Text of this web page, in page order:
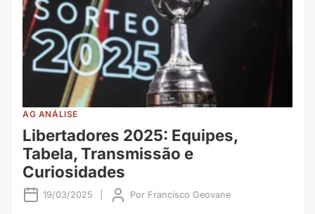
AG ANÁLISE
Libertadores 2025: Equipes,
Tabela, Transmissão e
Curiosidades
19/03/2025 Por Francisco Geovane